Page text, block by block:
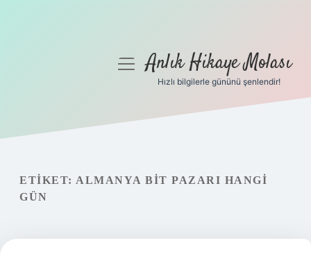
Gizlilik Politikası
Hakkımızda
menüyüAnlık Hikaye Molası
Hızlı bilgilerle gününü şenlendir!
ETIKET: ALMANYA BIT PAZARI HANGI
GÜN